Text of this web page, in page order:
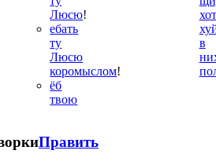
Люсю!
ебать
ту
Люсю
коромыслом!
ёб
твою
в
Править